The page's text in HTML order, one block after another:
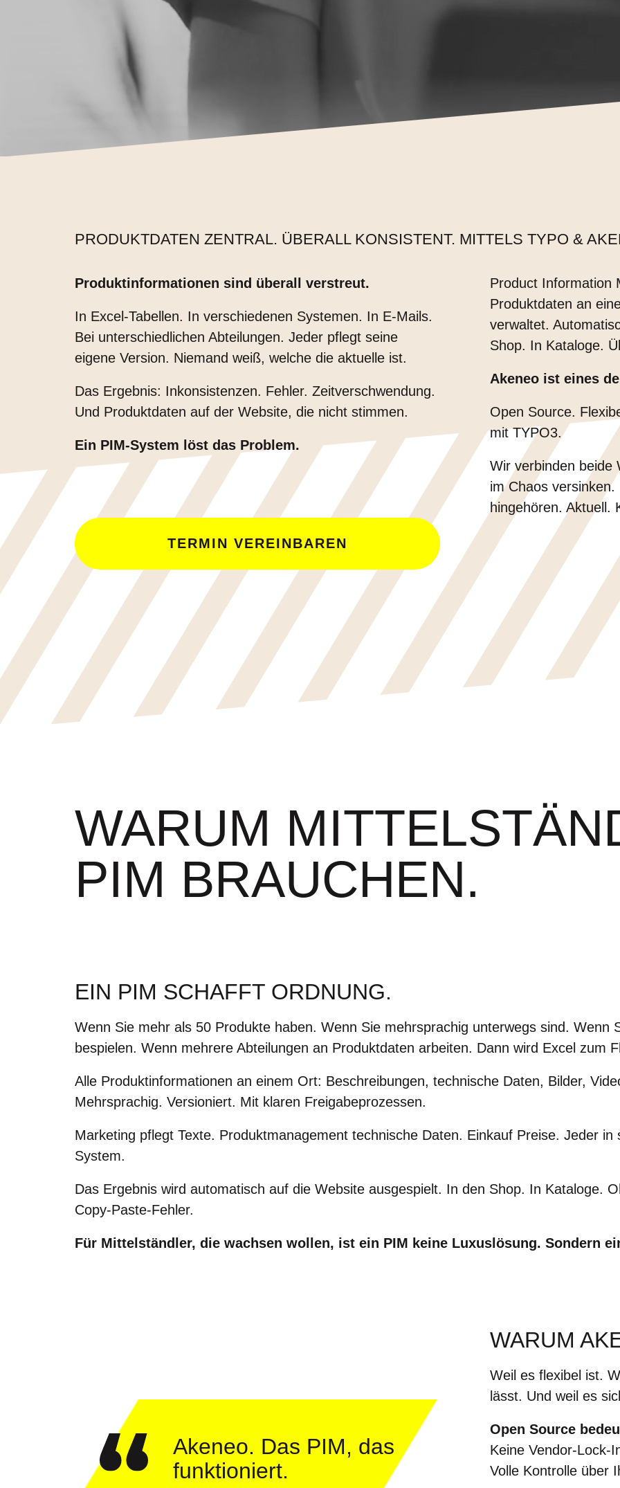
PRODUKTDATEN ZENTRAL. ÜBERALL KONSISTENT. MITTELS TYPO &
Produktinformationen sind überall verstreut.
In Excel-Tabellen. In verschiedenen Systemen. In E-Mails.
Bei unterschiedlichen Abteilungen. Jeder pflegt seine
eigene Version. Niemand weiß, welche die aktuelle ist.
Das Ergebnis: Inkonsistenzen. Fehler. Zeitverschwendung.
Und Produktdaten auf der Website, die nicht stimmen.
Ein PIM-System löst das Problem.
TERMIN VEREINBAREN
Product Information
Produktdaten an
verwaltet.
Shop. In Kataloge.
Akeneo ist eines
Open Source.
mit TYPO3.
Wir verbinden beide
im Chaos
hingehören. Aktuell.
WARUM
PIM BRAUCHEN.
EIN PIM SCHAFFT ORDNUNG.
Wenn Sie mehr als 50 Produkte haben. Wenn Sie mehrsprachig unterwegs sind. Wenn
bespielen. Wenn mehrere Abteilungen an Produktdaten arbeiten. Dann wird Excel zum
Alle Produktinformationen an einem Ort: Beschreibungen, technische Daten, Bilder,
Mehrsprachig. Versioniert. Mit klaren Freigabeprozessen.
Marketing pflegt Texte. Produktmanagement technische Daten. Einkauf Preise. Jeder in
System.
Das Ergebnis wird automatisch auf die Website ausgespielt. In den Shop. In Kataloge.
Copy-Paste-Fehler.
Für Mittelständler, die wachsen wollen, ist ein PIM keine Luxuslösung. Sondern
Akeneo. Das PIM, das
funktioniert.
WARUM
Weil es flexibel ist.
lässt. Und weil es
Open Source
Keine Vendor-Lock-
Volle Kontrolle über